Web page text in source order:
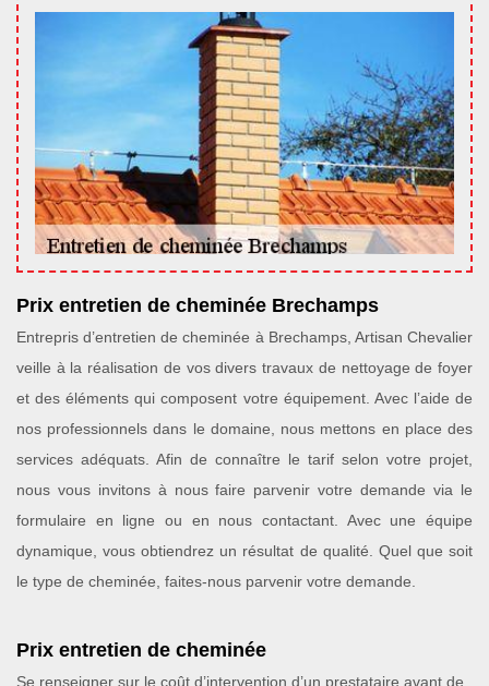
Prix entretien de cheminée Brechamps
Entrepris d’entretien de cheminée à Brechamps, Artisan Chevalier
veille à la réalisation de vos divers travaux de nettoyage de foyer
et des éléments qui composent votre équipement. Avec l’aide de
nos professionnels dans le domaine, nous mettons en place des
services adéquats. Afin de connaître le tarif selon votre projet,
nous vous invitons à nous faire parvenir votre demande via le
formulaire en ligne ou en nous contactant. Avec une équipe
dynamique, vous obtiendrez un résultat de qualité. Quel que soit
le type de cheminée, faites-nous parvenir votre demande.
Prix entretien de cheminée
Se renseigner sur le coût d’intervention d’un prestataire avant de